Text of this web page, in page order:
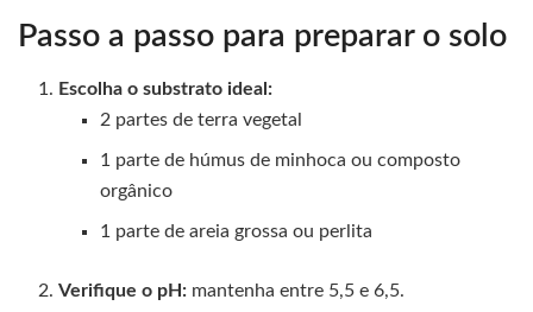
Passo a passo para preparar o solo
Escolha o substrato ideal:
2 partes de terra vegetal
1 parte de húmus de minhoca ou composto
orgânico
1 parte de areia grossa ou perlita
Verifique o pH: mantenha entre 5,5 e 6,5.